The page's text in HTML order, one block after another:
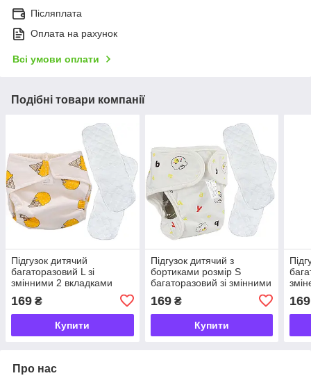
Післяплата
Оплата на рахунок
Всі умови оплати
Подібні товари компанії
Підгузок дитячий
багаторазовий L зі
змінними 2 вкладками
Білий з принтом морозиво
(vol-9803)
169 ₴
Купити
Підгузок дитячий з
бортиками розмір S
багаторазовий зі змінними
Mишкою (n-9780)
169₴
Купити
169
Про нас